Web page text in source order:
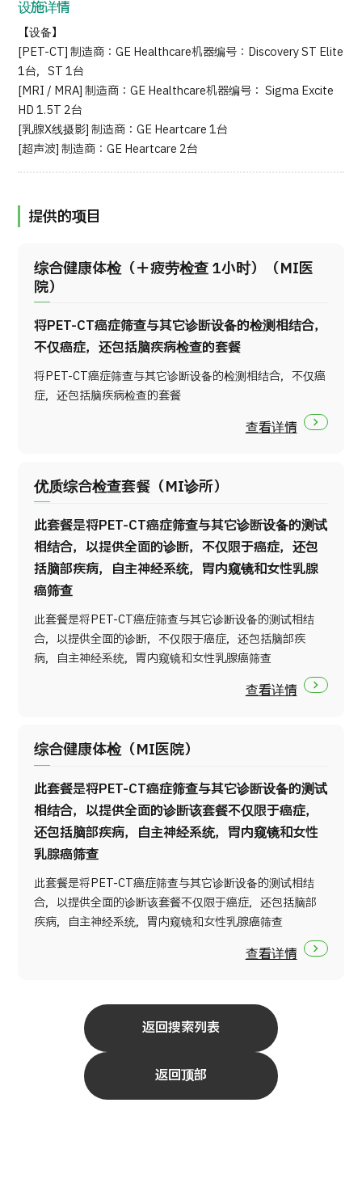
个人信息保护政策
公司指南与政策
JTB治理
日语 英语 汉语 越南语
设施详情
【设备】
[PET-CT] 制造商：GE Healthcare机器编号：Discovery ST Elite
1台，ST 1台
[MRI / MRA] 制造商：GE Healthcare机器编号： Sigma Excite
HD 1.5T 2台
[乳腺X线摄影] 制造商：GE Heartcare 1台
[超声波] 制造商：GE Heartcare 2台
提供的项目
综合健康体检（＋疲劳检查 1小时）（MI医
院）
将PET-CT癌症筛查与其它诊断设备的检测相结合，
不仅癌症，还包括脑疾病检查的套餐
将PET-CT癌症筛查与其它诊断设备的检测相结合，不仅癌
症，还包括脑疾病检查的套餐
查看详情
优质综合检查套餐（MI诊所）
此套餐是将PET-CT癌症筛查与其它诊断设备的测试
相结合，以提供全面的诊断，不仅限于癌症，还包
括脑部疾病，自主神经系统，胃内窥镜和女性乳腺
癌筛查
此套餐是将PET-CT癌症筛查与其它诊断设备的测试相结
合，以提供全面的诊断，不仅限于癌症，还包括脑部疾
病，自主神经系统，胃内窥镜和女性乳腺癌筛查
查看详情
综合健康体检（MI医院）
此套餐是将PET-CT癌症筛查与其它诊断设备的测试
相结合，以提供全面的诊断该套餐不仅限于癌症，
还包括脑部疾病，自主神经系统，胃内窥镜和女性
乳腺癌筛查
此套餐是将PET-CT癌症筛查与其它诊断设备的测试相结
合，以提供全面的诊断该套餐不仅限于癌症，还包括脑部
疾病，自主神经系统，胃内窥镜和女性乳腺癌筛查
查看详情
返回搜索列表
返回顶部